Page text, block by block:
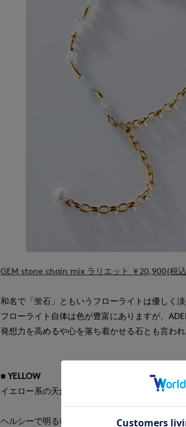
GEM stone chain mix ラリエット ￥20,900(税
和名で「蛍石」ともいうフローライトは優しく淡
フローライト自体は色が豊富にありますが、
発想力を高めるや心を落ち着かせる石とも言われ
■ YELLOW
イエロー系の天然石
ヘルシーで明るい印象のイエロー系。